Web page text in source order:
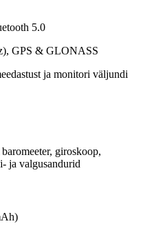
5.0
GPS & GLONASS
ja monitori väljundi
giroskoop,
ja valgusandurid